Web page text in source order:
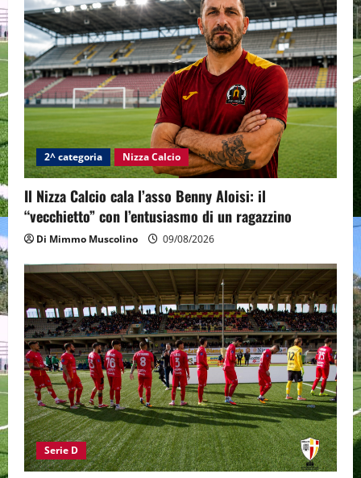
2^ categoria Nizza Calcio
Il Nizza Calcio cala l’asso Benny Aloisi: il
“vecchietto” con l’entusiasmo di un ragazzino
Di Mimmo Muscolino 09/08/2026
Serie D